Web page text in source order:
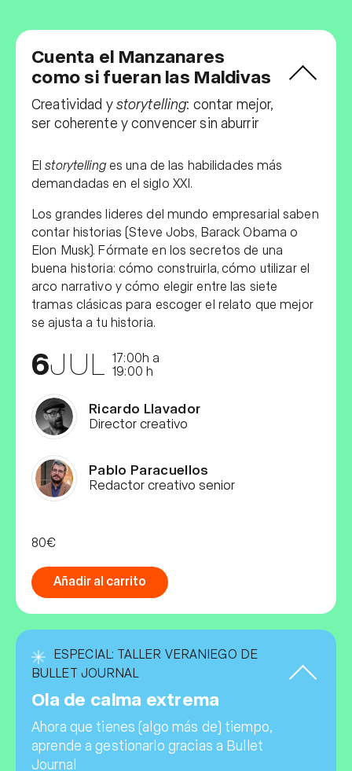
Cuenta el Manzanares
como si fueran las Maldivas
Creatividad ystorytelling: contar mejor,
ser coherente y convencer sin aburrir
Elstorytellinges una de las habilidades más
demandadas en el siglo XXI.
Los grandes lideres del mundo empresarial saben
contar historias (Steve Jobs, Barack Obama o
Elon Musk). Fórmate en los secretos de una
buena historia: cómo construirla, cómo utilizar el
arco narrativo y cómo elegir entre las siete
tramas clásicas para escoger el relato que mejor
se ajusta a tu historia.
6JUL
17:00h a
19:00 h
Ricardo Llavador
Director creativo
Pablo Paracuellos
Redactor creativo senior
80€
Añadir al carrito
ESPECIAL: TALLER VERANIEGO DE
BULLET JOURNAL
Ola de calma extrema
Ahora que tienes (algo más de) tiempo,
aprende a gestionarlo gracias a Bullet
Journal